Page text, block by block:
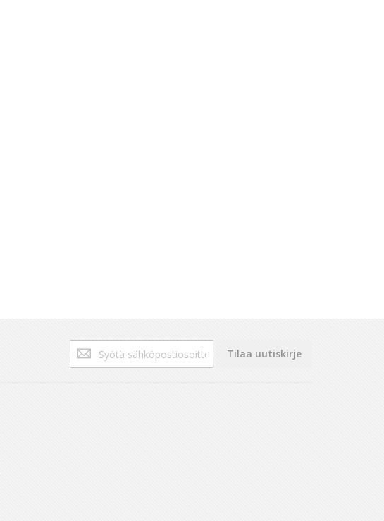
Tilaa
uutiskirjeemme:
Tilaa uutiskirje